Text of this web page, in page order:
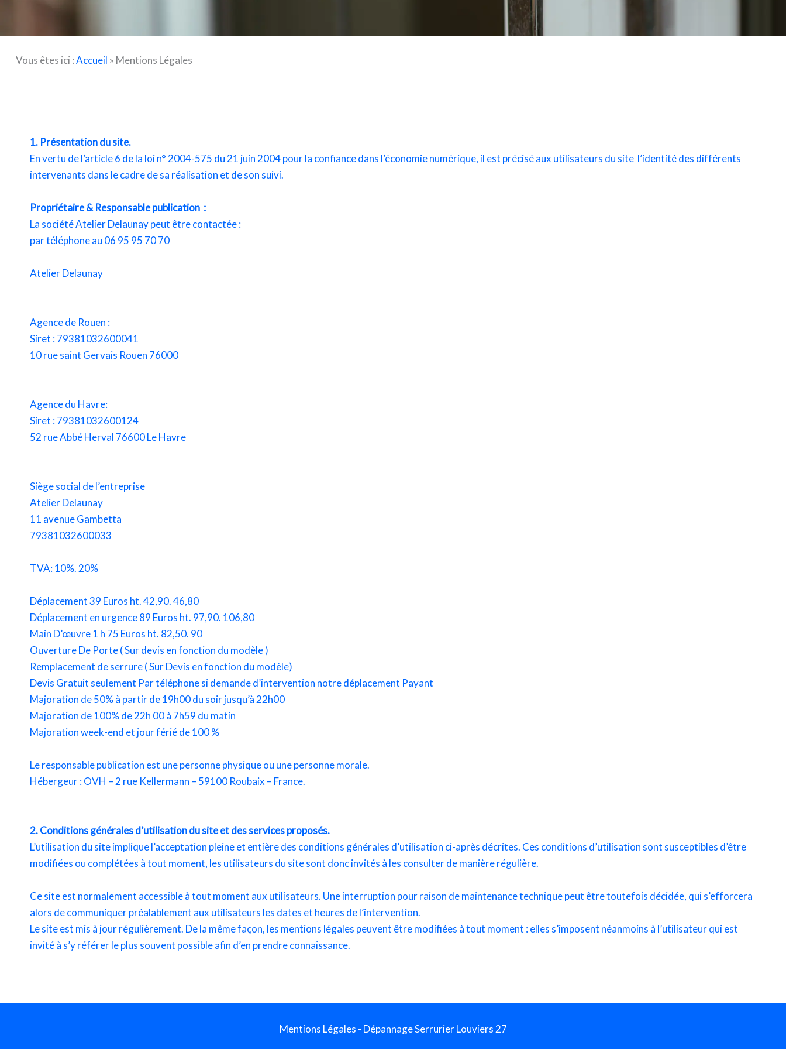
Vous êtes ici :Accueil » Mentions Légales
1. Présentation du site.
En vertu de l’article 6 de la loi n° 2004-575 du 21 juin 2004 pour la confiance dans l’économie numérique, il est précisé aux utilisateurs du site l’identité des différents
intervenants dans le cadre de sa réalisation et de son suivi.
Propriétaire & Responsable publication :
La société Atelier Delaunay peut être contactée :
par téléphone au 06 95 95 70 70
Atelier Delaunay
Agence de Rouen :
Siret : 79381032600041
10 rue saint Gervais Rouen 76000
Agence du Havre:
Siret : 79381032600124
52 rue Abbé Herval 76600 Le Havre
Siège social de l’entreprise
Atelier Delaunay
11 avenue Gambetta
79381032600033
TVA: 10%. 20%
Déplacement 39 Euros ht. 42,90. 46,80
Déplacement en urgence 89 Euros ht. 97,90. 106,80
Main D’œuvre 1 h 75 Euros ht. 82,50. 90
Ouverture De Porte ( Sur devis en fonction du modèle )
Remplacement de serrure ( Sur Devis en fonction du modèle)
Devis Gratuit seulement Par téléphone si demande d’intervention notre déplacement Payant
Majoration de 50% à partir de 19h00 du soir jusqu’à 22h00
Majoration de 100% de 22h 00 à 7h59 du matin
Majoration week-end et jour férié de 100 %
Le responsable publication est une personne physique ou une personne morale.
Hébergeur : OVH – 2 rue Kellermann – 59100 Roubaix – France.
2. Conditions générales d’utilisation du site et des services proposés.
L’utilisation du siteimplique l’acceptation pleine et entière des conditions générales d’utilisation ci-après décrites. Ces conditions d’utilisation sont susceptibles d’être
modifiées ou complétées à tout moment, les utilisateurs du site sont donc invités à les consulter de manière régulière.
Ce site est normalement accessible à tout moment aux utilisateurs. Une interruption pour raison de maintenance technique peut être toutefois décidée, qui s’efforcera
alors de communiquer préalablement aux utilisateurs les dates et heures de l’intervention.
Le site est mis à jour régulièrement. De la même façon, les mentions légales peuvent être modifiées à tout moment : elles s’imposent néanmoins à l’utilisateur qui est
invité à s’y référer le plus souvent possible afin d’en prendre connaissance.
Mentions Légales - Dépannage Serrurier Louviers 27